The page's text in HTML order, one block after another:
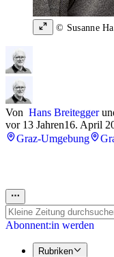
© Susanne
Von Hans Breitegger
vor 13 Jahren16. April
Graz-Umgebung
Abonnent:in werden
Rubriken